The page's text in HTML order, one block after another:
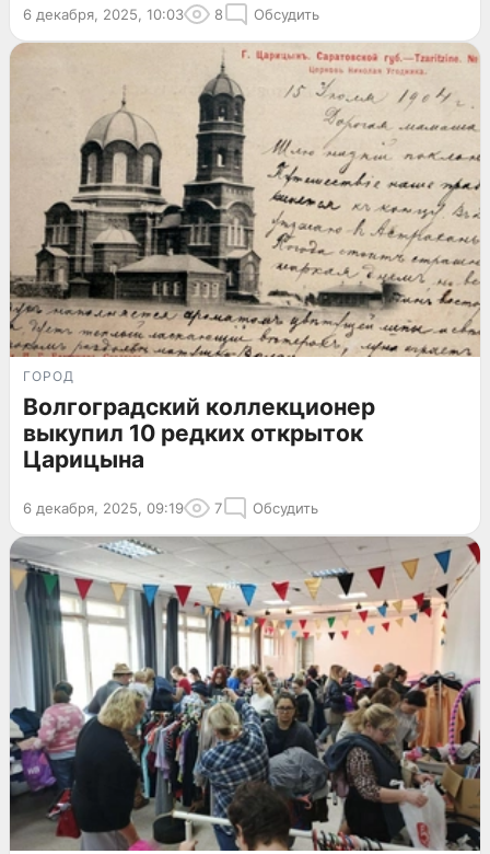
6 декабря, 2025, 10:03 8 Обсудить
ГОРОД
Волгоградский коллекционер
выкупил 10 редких открыток
Царицына
6 декабря, 2025, 09:19 7 Обсудить